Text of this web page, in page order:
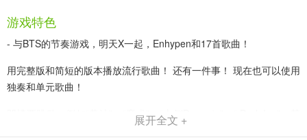
游戏特色
- 与BTS的节奏游戏，明天X一起，Enhypen和17首歌曲！
用完整版和简短的版本播放流行歌曲！ 还有一件事！ 现在也可以使用
独奏和单元歌曲！
凹槽要跳动，例如“黄油”，“魔术”，“上侧Dreamin”，“ Darl+Ing”，甚
展开全文 +